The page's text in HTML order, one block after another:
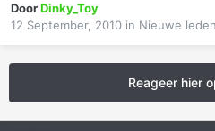
DoorDinky_Toy
12 September, 2010 in Nieuwe
Reageer hier